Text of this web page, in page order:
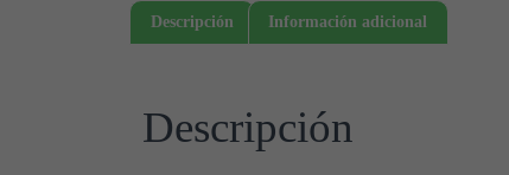
Descripción Información adicional
Descripción